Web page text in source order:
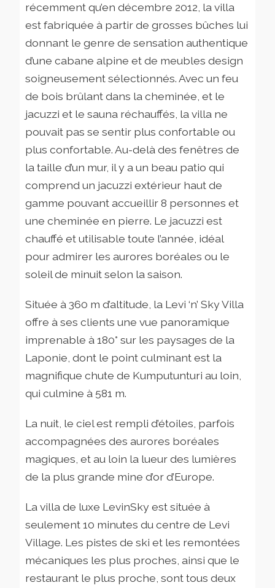
récemment qu’en décembre 2012, la villa
est fabriquée à partir de grosses bûches lui
donnant le genre de sensation authentique
d’une cabane alpine et de meubles design
soigneusement sélectionnés. Avec un feu
de bois brûlant dans la cheminée, et le
jacuzzi et le sauna réchauffés, la villa ne
pouvait pas se sentir plus confortable ou
plus confortable. Au-delà des fenêtres de
la taille d’un mur, il y a un beau patio qui
comprend un jacuzzi extérieur haut de
gamme pouvant accueillir 8 personnes et
une cheminée en pierre. Le jacuzzi est
chauffé et utilisable toute l’année, idéal
pour admirer les aurores boréales ou le
soleil de minuit selon la saison.
Située à 360 m d’altitude, la Levi ‘n’ Sky Villa
offre à ses clients une vue panoramique
imprenable à 180° sur les paysages de la
Laponie, dont le point culminant est la
magnifique chute de Kumputunturi au loin,
qui culmine à 581 m.
La nuit, le ciel est rempli d’étoiles, parfois
accompagnées des aurores boréales
magiques, et au loin la lueur des lumières
de la plus grande mine d’or d’Europe.
La villa de luxe LevinSky est située à
seulement 10 minutes du centre de Levi
Village. Les pistes de ski et les remontées
mécaniques les plus proches, ainsi que le
restaurant le plus proche, sont tous deux